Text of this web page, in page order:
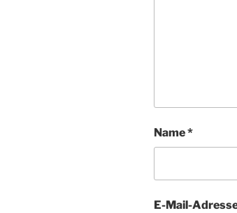
Name*
E-Mail-